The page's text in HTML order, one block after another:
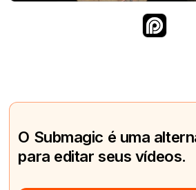
O Submagic é uma
para editar seus vídeos.